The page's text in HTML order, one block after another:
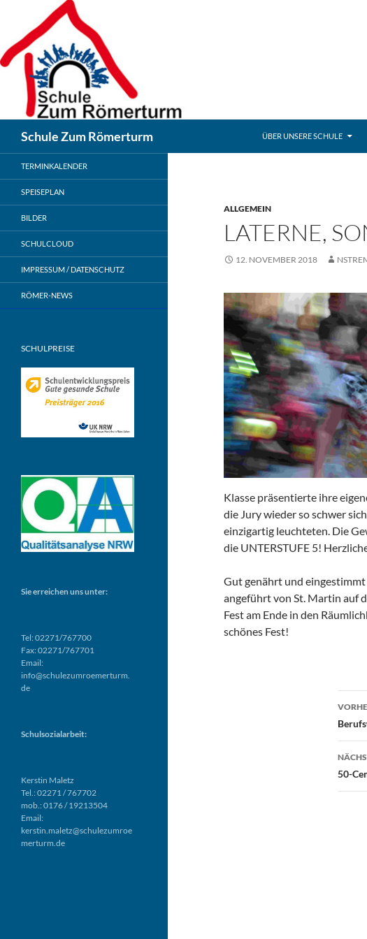
springen
Schule Zum Römerturm ÜBER UNSERE SCHULE
ALLGEMEIN
LATERNE,
12. NOVEMBER 2018
Klasse präsentierte ihre
die Jury wieder so schwer
einzigartig leuchteten. Die
die UNTERSTUFE 5!
Gut genährt und
angeführt von St. Martin auf
Fest am Ende in den
schönes Fest!
50-
TERMINKALENDER
SPEISEPLAN
BILDER
SCHULCLOUD
IMPRESSUM / DATENSCHUTZ
RÖMER-NEWS
SCHULPREISE
Sie erreichen uns unter:
Tel: 02271/767700
Fax: 02271/767701
Email:
info@schulezumroemerturm.
de
Schulsozialarbeit:
Kerstin Maletz
Tel.: 02271 / 767702
mob.: 0176 / 19213504
Email:
kerstin.maletz@schulezumroe
merturm.de